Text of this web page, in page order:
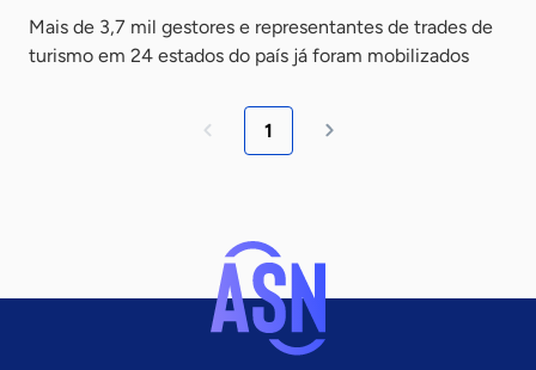
Mais de 3,7 mil gestores e representantes de trades de
turismo em 24 estados do país já foram mobilizados
1